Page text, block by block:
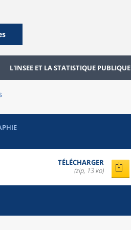
L'INSEE ET LA STATISTIQUE PUBLIQUE
TÉLÉCHARGER
(zip, 13 ko)